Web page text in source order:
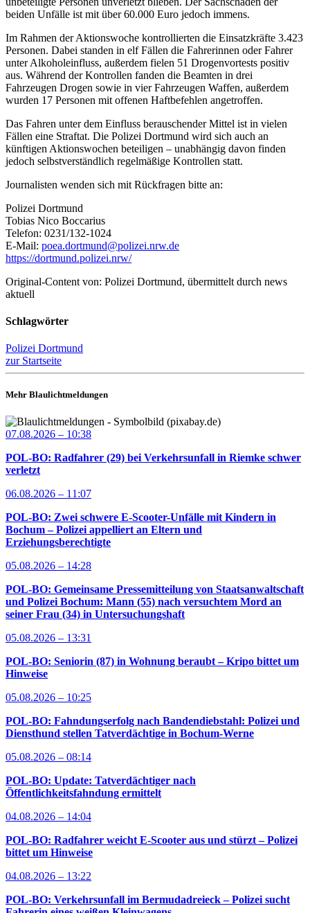
beiden Unfälle ist mit über 60.000 Euro jedoch immens.
Im Rahmen der Aktionswoche kontrollierten die Einsatzkräfte 3.423
Personen. Dabei standen in elf Fällen die Fahrerinnen oder Fahrer
unter Alkoholeinfluss, außerdem fielen 51 Drogenvortests positiv
aus. Während der Kontrollen fanden die Beamten in drei
Fahrzeugen Drogen sowie in vier Fahrzeugen Waffen, außerdem
wurden 17 Personen mit offenen Haftbefehlen angetroffen.
Das Fahren unter dem Einfluss berauschender Mittel ist in vielen
Fällen eine Straftat. Die Polizei Dortmund wird sich auch an
künftigen Aktionswochen beteiligen – unabhängig davon finden
jedoch selbstverständlich regelmäßige Kontrollen statt.
Journalisten wenden sich mit Rückfragen bitte an:
Polizei Dortmund
Tobias Nico Boccarius
Telefon: 0231/132-1024
E-Mail: poea.dortmund@polizei.nrw.de
https://dortmund.polizei.nrw/
Original-Content von: Polizei Dortmund, übermittelt durch news
aktuell
Schlagwörter
Polizei Dortmund
zur Startseite
Mehr Blaulichtmeldungen
07.08.2026 – 10:38
POL-BO: Radfahrer (29) bei Verkehrsunfall in Riemke schwer
verletzt
06.08.2026 – 11:07
POL-BO: Zwei schwere E-Scooter-Unfälle mit Kindern in
Bochum – Polizei appelliert an Eltern und
Erziehungsberechtigte
05.08.2026 – 14:28
POL-BO: Gemeinsame Pressemitteilung von Staatsanwaltschaft
und Polizei Bochum: Mann (55) nach versuchtem Mord an
seiner Frau (34) in Untersuchungshaft
05.08.2026 – 13:31
POL-BO: Seniorin (87) in Wohnung beraubt – Kripo bittet um
Hinweise
05.08.2026 – 10:25
POL-BO: Fahndungserfolg nach Bandendiebstahl: Polizei und
Diensthund stellen Tatverdächtige in Bochum-Werne
05.08.2026 – 08:14
POL-BO: Update: Tatverdächtiger nach
Öffentlichkeitsfahndung ermittelt
04.08.2026 – 14:04
POL-BO: Radfahrer weicht E-Scooter aus und stürzt – Polizei
bittet um Hinweise
04.08.2026 – 13:22
POL-BO: Verkehrsunfall im Bermudadreieck – Polizei sucht